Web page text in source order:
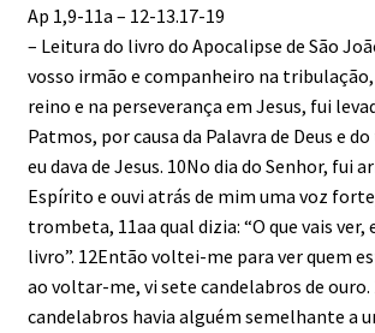
Ap 1,9-11a – 12-13.17-19
– Leitura do livro do Apocalipse de São
vosso irmão e companheiro na
reino e na perseverança em Jesus, fui
Patmos, por causa da Palavra de Deus e
eu dava de Jesus. 10No dia do Senhor, fui
Espírito e ouvi atrás de mim uma voz
trombeta, 11aa qual dizia: “O que vais ver,
livro”. 12Então voltei-me para ver quem
ao voltar-me, vi sete candelabros de ouro.
candelabros havia alguém semelhante a